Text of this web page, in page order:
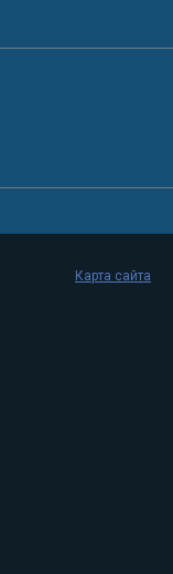
Карта сайта